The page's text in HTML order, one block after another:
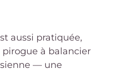
aussi pratiquée,
à balancier
— une